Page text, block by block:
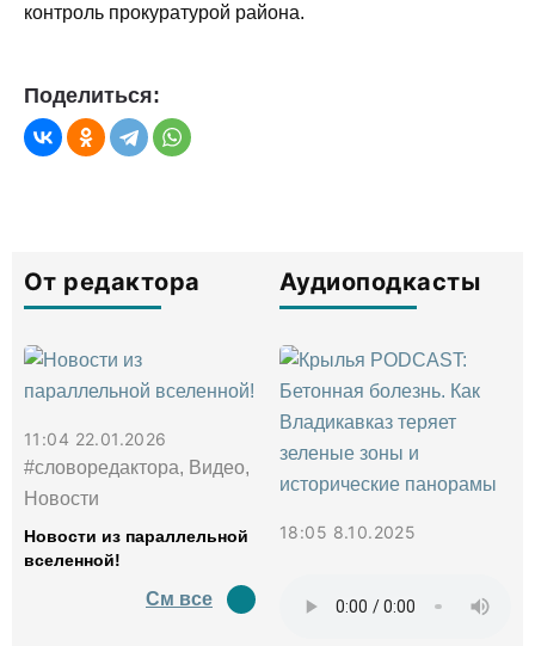
контроль прокуратурой района.
Поделиться:
От редактора
11:04 22.01.2026
#словоредактора, Видео,
Новости
Новости из параллельной
вселенной!
См все
Аудиоподкасты
18:05 8.10.2025